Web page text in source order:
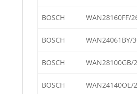
BOSCH WAN28160FF/
BOSCH WAN24061BY/
BOSCH WAN28100GB/
BOSCH WAN24140OE/